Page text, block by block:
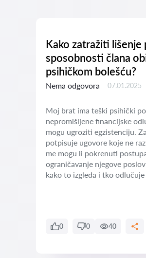
Kako zatražiti lišenje
sposobnosti člana
psihičkom bolešću?
Nema odgovora 07.01.2025
Moj brat ima teški psihički
nepromišljene financijske
mogu ugroziti egzistenciju.
potpisuje ugovore koje ne
me mogu li pokrenuti
ograničavanje njegove
kako to izgleda i tko
0 0 40